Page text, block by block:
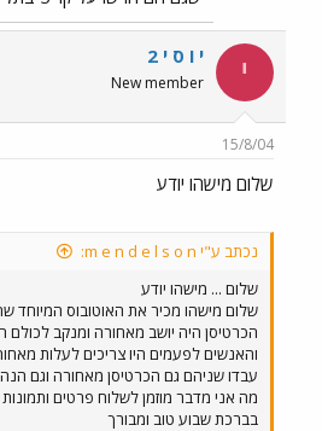
י י ו ס י 2
New member
15/8/04
שלום מישהו יודע
נכתב ע"י m e n d e l s o n:
שלום ... מישהו יודע
הכרטיסן היה יושב מאחורה ומנקב לכולם
והאנשים לפעמים היו צריכים לעלות
עבדו שניהם גם הכרטיסן מאחורה וגם
מה אני מדבר מוזמן לשלוח פרטים
בברכת שבוע טוב ומבורך